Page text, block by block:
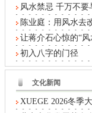
风水禁忌 千万不要
陈业庭：用风水去
让蒋介石心惊的“风
初入八字的门径
文化新闻
XUEGE 2026冬季